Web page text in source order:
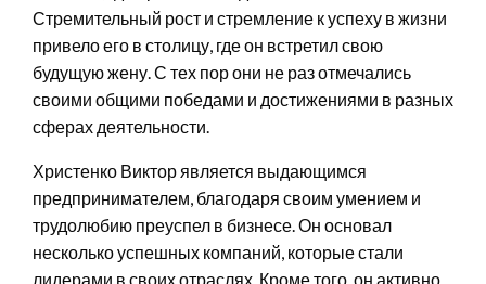
Стремительный рост и стремление к успеху в жизни
привело его в столицу, где он встретил свою
будущую жену. С тех пор они не раз отмечались
своими общими победами и достижениями в разных
сферах деятельности.
Христенко Виктор является выдающимся
предпринимателем, благодаря своим умением и
трудолюбию преуспел в бизнесе. Он основал
несколько успешных компаний, которые стали
лидерами в своих отраслях. Кроме того, он активно